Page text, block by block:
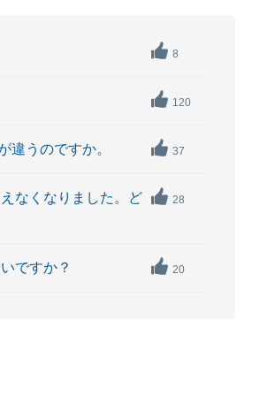
8
120
違うのですか。 37
なくなりました。ど 28
ですか？ 20